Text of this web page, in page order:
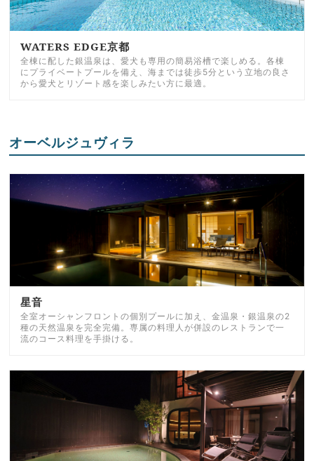
WATERS EDGE京都
全棟に配した銀温泉は、愛犬も専用の簡易浴槽で楽しめる。各棟
にプライベートプールを備え、海までは徒歩5分という立地の良さ
から愛犬とリゾート感を楽しみたい方に最適。
オーベルジュヴィラ
星音
全室オーシャンフロントの個別プールに加え、金温泉・銀温泉の2
種の天然温泉を完全完備。専属の料理人が併設のレストランで一
流のコース料理を手掛ける。